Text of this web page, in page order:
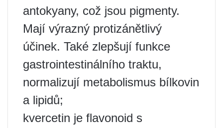
antokyany, což jsou pigmenty.
Mají výrazný protizánětlivý
účinek. Také zlepšují funkce
gastrointestinálního traktu,
normalizují metabolismus bílkovin
a lipidů;
kvercetin je flavonoid s